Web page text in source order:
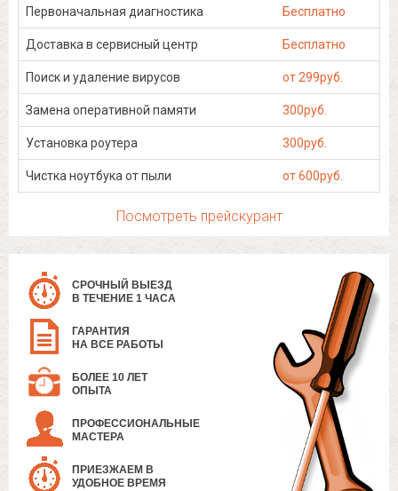
Первоначальная диагностика Бесплатно
Доставка в сервисный центр Бесплатно
Поиск и удаление вирусов от 299руб.
Замена оперативной памяти 300руб.
Установка роутера 300руб.
Чистка ноутбука от пыли от 600руб.
Посмотреть прейскурант
СРОЧНЫЙ ВЫЕЗД
В ТЕЧЕНИЕ 1 ЧАСА
ГАРАНТИЯ
НА ВСЕ РАБОТЫ
БОЛЕЕ 10 ЛЕТ
ОПЫТА
ПРОФЕССИОНАЛЬНЫЕ
МАСТЕРА
ПРИЕЗЖАЕМ В
УДОБНОЕ ВРЕМЯ